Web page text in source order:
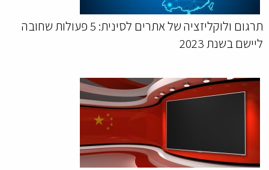
תרגום ולוקליזציה של אתרים לסינית: 5 פעולות שחובה
ליישם בשנת 2023